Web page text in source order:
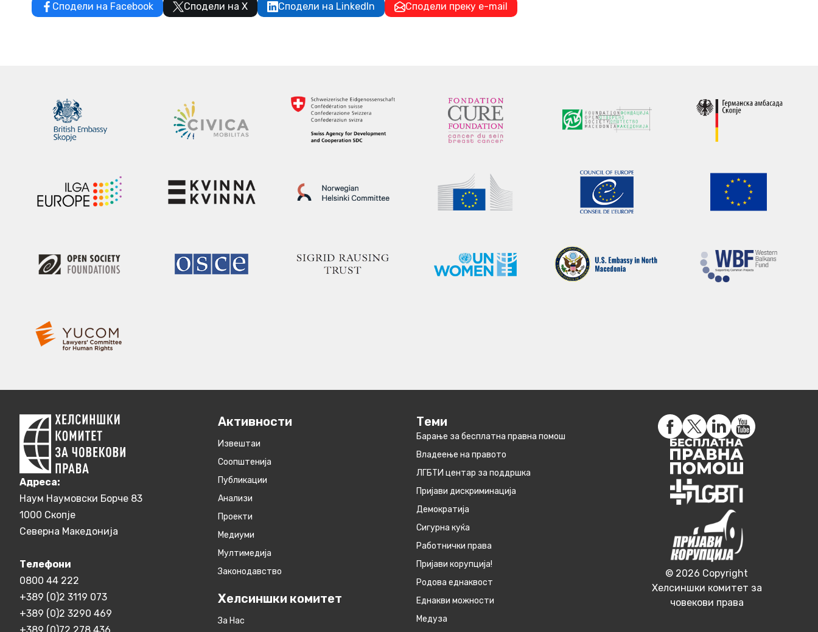
Сподели на Facebook Сподели на X Сподели на LinkedIn Сподели преку e-mail
Aдреса:
Наум Наумовски Борче 83
1000 Скопје
Северна Македонија
Телефони
0800 44 222
+389 (0)2 3119 073
+389 (0)2 3290 469
+389 (0)72 278 436
Активности
Извештаи
Соопштенија
Публикации
Анализи
Проекти
Медиуми
Мултимедија
Законодавство
Хелсиншки комитет
За Нас
Теми
Барање за бесплатна правна помош
Владеење на правото
ЛГБТИ центар за поддршка
Пријави дискриминација
Демократија
Сигурна куќа
Работнички права
Пријави корупција!
Родова еднаквост
Eднакви можности
Медуза
© 2026 Copyright
Хелсиншки комитет за
човекови права